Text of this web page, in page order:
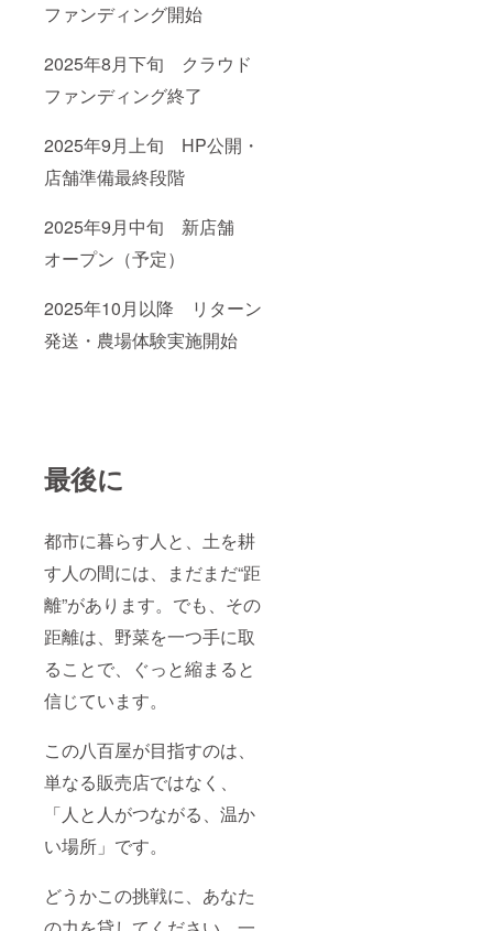
ファンディング開始
2025年8月下旬 クラウド
ファンディング終了
2025年9月上旬 HP公開・
店舗準備最終段階
2025年9月中旬 新店舗
オープン（予定）
2025年10月以降 リターン
発送・農場体験実施開始
最後に
都市に暮らす人と、土を耕
す人の間には、まだまだ“距
離”があります。でも、その
距離は、野菜を一つ手に取
ることで、ぐっと縮まると
信じています。
この八百屋が目指すのは、
単なる販売店ではなく、
「人と人がつながる、温か
い場所」です。
どうかこの挑戦に、あなた